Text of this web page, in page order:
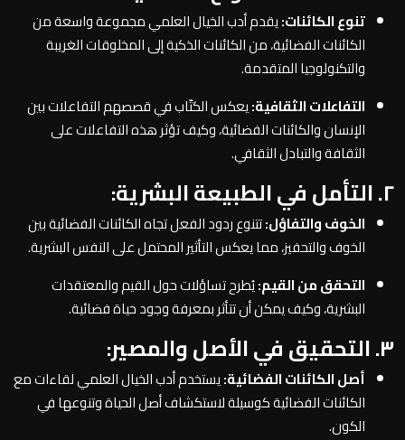
تنوع الكائنات:يقدم أدب الخيال العلمي مجموعة واسعة من
الكائنات الفضائية، من الكائنات الذكية إلى المخلوقات الغريبة
والتكنولوجيا المتقدمة.
التفاعلات الثقافية:يعكس الكتّاب في قصصهم التفاعلات بين
الإنسان والكائنات الفضائية، وكيف تؤثر هذه التفاعلات على
الثقافة والتبادل الثقافي.
٢. التأمل في الطبيعة البشرية:
الخوف والتفاؤل:تتنوع ردود الفعل تجاه الكائنات الفضائية بين
الخوف والتحفيز، مما يعكس التأثير المحتمل على النفس البشرية.
التحقق من القيم:يُطرح تساؤلات حول القيم والمعتقدات
البشرية، وكيف يمكن أن تتأثر بمعرفة وجود حياة فضائية.
٣. التحقيق في الأصل والمصير:
أصل الكائنات الفضائية:يستخدم أدب الخيال العلمي لقاءات مع
الكائنات الفضائية كوسيلة لاستكشاف أصل الحياة وتنوعها في
الكون.